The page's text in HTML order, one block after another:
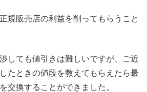
規販売店の利益を削ってもらうこと
しても値引きは難しいですが、ご近
たときの値段を教えてもらえたら最
交換することができました。